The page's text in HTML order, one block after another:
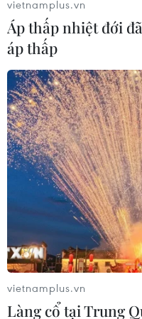
giá, công khai thông
không để xảy ra tình
giá vé trái quy định
Tết Nguyên đán.
“Hiện tại, các Hãng
thực hiện kê khai
không nội địa với
cầu của hành khách
giá quy định tại các
diện Bộ Giao thông
vietnamplus.vn
Áp thấp nhiệt đới
áp thấp
vietnamplus.vn
Làng cổ tại Trung